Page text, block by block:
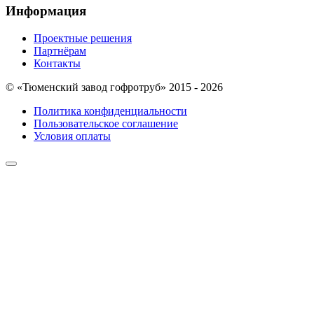
Информация
Проектные решения
Партнёрам
Контакты
© «Тюменский завод гофротруб» 2015 - 2026
Политика конфиденциальности
Пользовательское соглашение
Условия оплаты